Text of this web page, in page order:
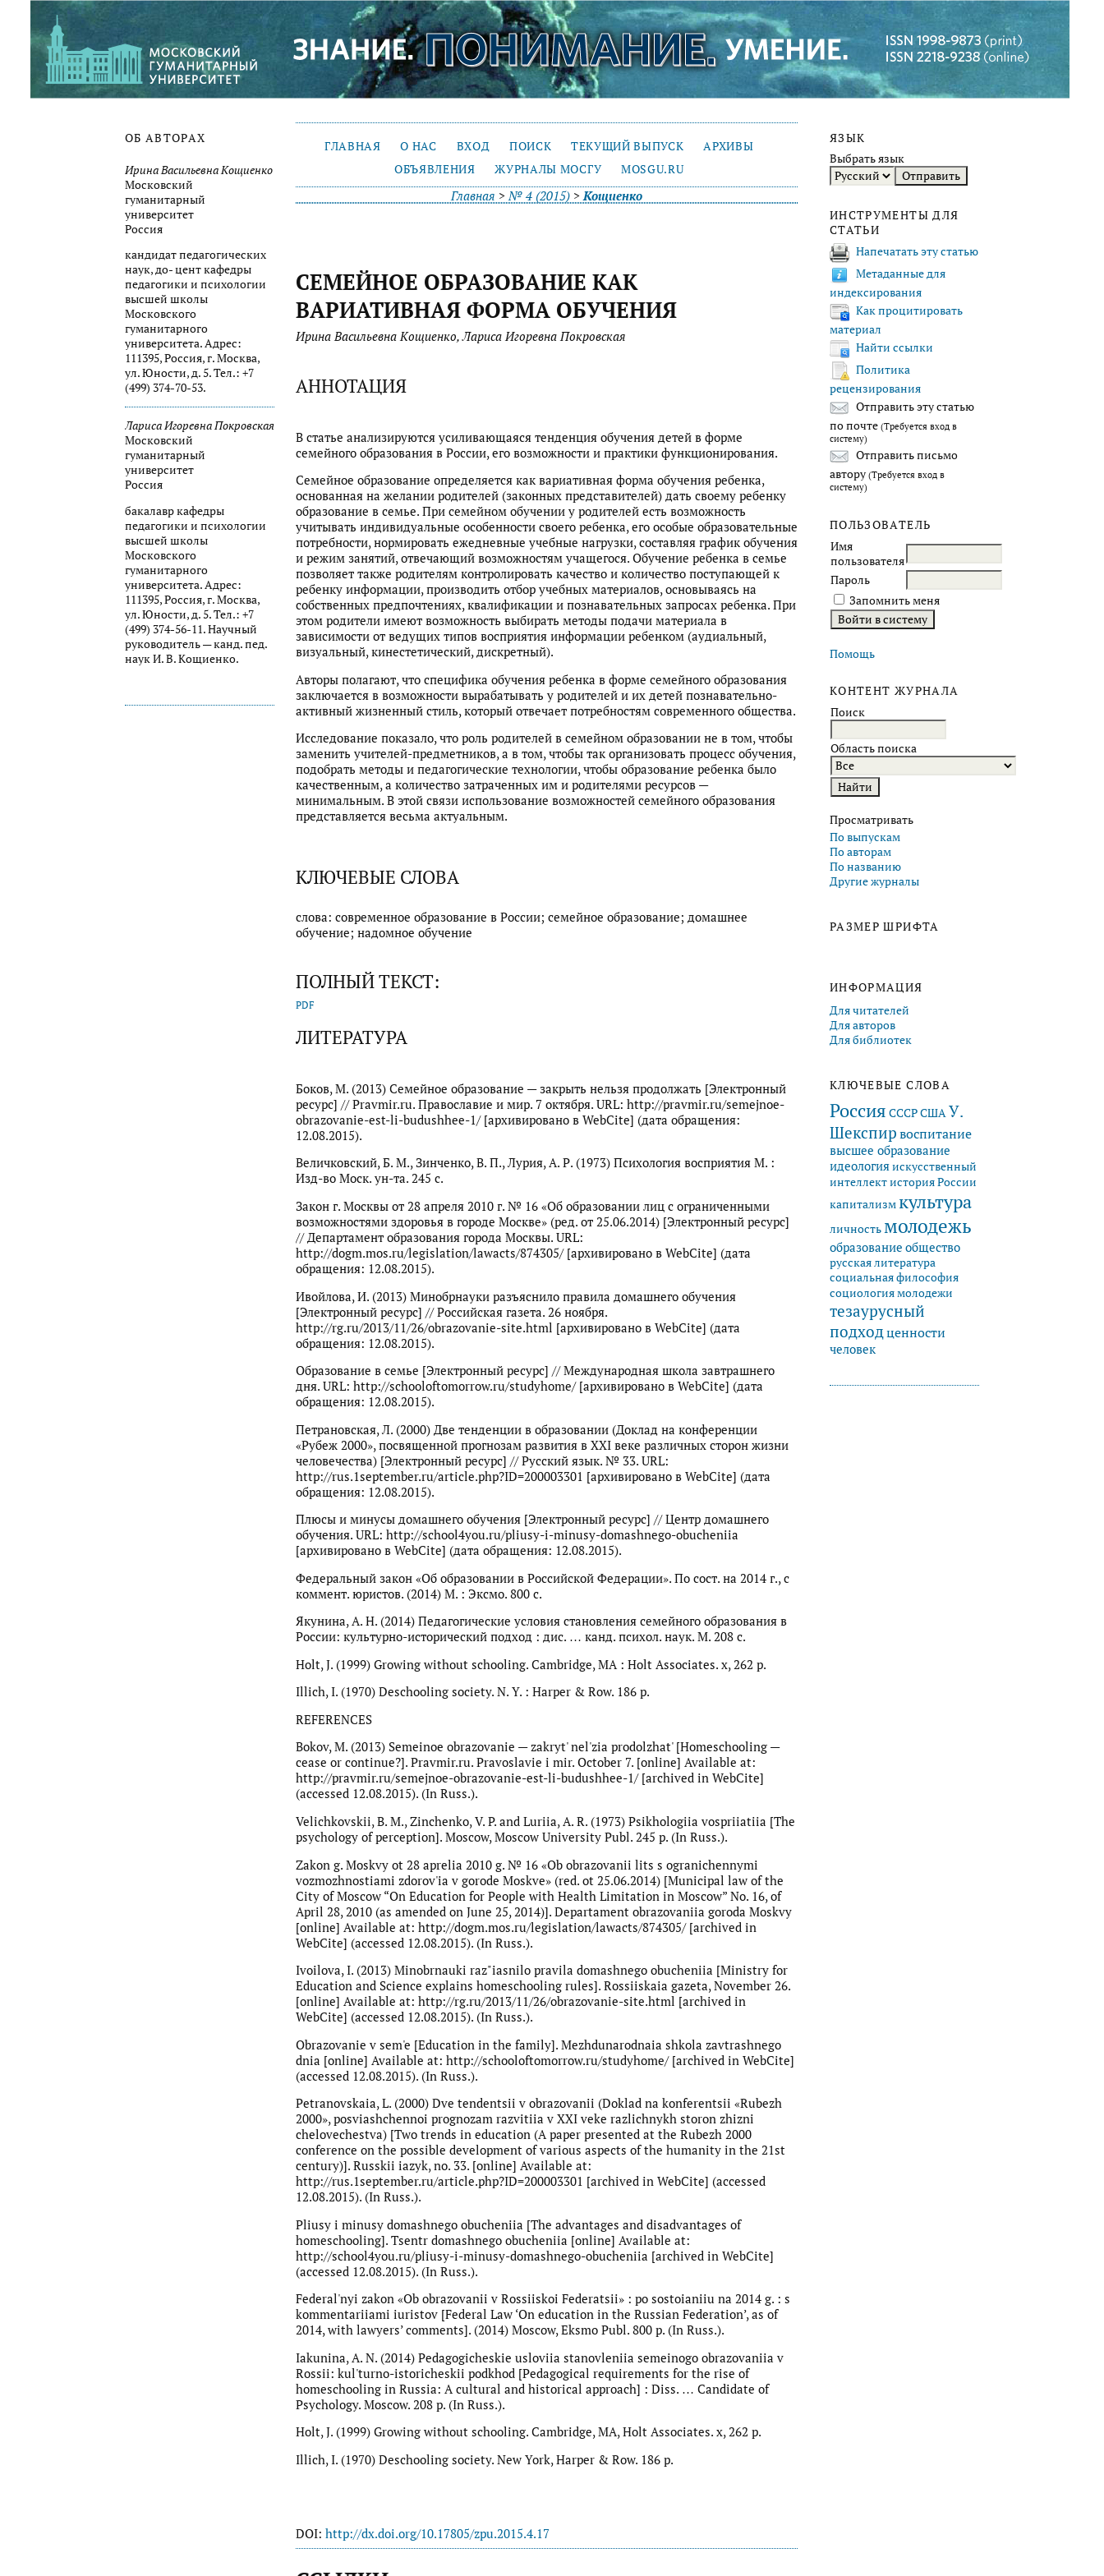
ОБ АВТОРАХ
Ирина Васильевна Кощиенко
Московский
гуманитарный
университет
Россия
кандидат педагогических
наук, до- цент кафедры
педагогики и психологии
высшей школы
Московского
гуманитарного
университета. Адрес:
111395, Россия, г. Москва,
ул. Юности, д. 5. Тел.: +7
(499) 374-70-53.
Лариса Игоревна Покровская
Московский
гуманитарный
университет
Россия
бакалавр кафедры
педагогики и психологии
высшей школы
Московского
гуманитарного
университета. Адрес:
111395, Россия, г. Москва,
ул. Юности, д. 5. Тел.: +7
(499) 374-56-11. Научный
руководитель — канд. пед.
наук И. В. Кощиенко.
ЯЗЫК
Выбрать язык
ИНСТРУМЕНТЫ ДЛЯ
СТАТЬИ
Напечатать эту статью
Метаданные для
индексирования
Как процитировать
материал
Найти ссылки
Политика
рецензирования
Отправить эту статью
по почте (Требуется вход в
систему)
Отправить письмо
автору (Требуется вход в
систему)
ПОЛЬЗОВАТЕЛЬ
Имя
пользователя
Пароль
Запомнить меня
Помощь
КОНТЕНТ ЖУРНАЛА
Поиск
Область поиска
Просматривать
По выпускам
По авторам
По названию
Другие журналы
РАЗМЕР ШРИФТА
ИНФОРМАЦИЯ
Для читателей
Для авторов
Для библиотек
КЛЮЧЕВЫЕ СЛОВА
Россия СССРСШАУ.
Шекспир воспитание
высшее образование
идеологияискусственный
интеллектистория России
капитализм культура
личностьмолодежь
образование общество
русская литература
социальная философия
социология молодежи
тезаурусный
подходценности
человек
ГЛАВНАЯ О НАС ВХОД ПОИСК ТЕКУЩИЙ ВЫПУСК
АРХИВЫ
ОБЪЯВЛЕНИЯ
ЖУРНАЛЫ МОСГУ MOSGU.RU
Главная >№ 4 (2015) >Кощиенко
СЕМЕЙНОЕ ОБРАЗОВАНИЕ КАК
ВАРИАТИВНАЯ ФОРМА ОБУЧЕНИЯ
Ирина Васильевна Кощиенко, Лариса Игоревна Покровская
АННОТАЦИЯ
В статье анализируются усиливающаяся тенденция обучения детей в форме
семейного образования в России, его возможности и практики функционирования.
Семейное образование определяется как вариативная форма обучения ребенка,
основанная на желании родителей (законных представителей) дать своему ребенку
образование в семье. При семейном обучении у родителей есть возможность
учитывать индивидуальные особенности своего ребенка, его особые образовательные
потребности, нормировать ежедневные учебные нагрузки, составляя график обучения
и режим занятий, отвечающий возможностям учащегося. Обучение ребенка в семье
позволяет также родителям контролировать качество и количество поступающей к
ребенку информации, производить отбор учебных материалов, основываясь на
собственных предпочтениях, квалификации и познавательных запросах ребенка. При
этом родители имеют возможность выбирать методы подачи материала в
зависимости от ведущих типов восприятия информации ребенком (аудиальный,
визуальный, кинестетический, дискретный).
Авторы полагают, что специфика обучения ребенка в форме семейного образования
заключается в возможности вырабатывать у родителей и их детей познавательно-
активный жизненный стиль, который отвечает потребностям современного общества.
Исследование показало, что роль родителей в семейном образовании не в том, чтобы
заменить учителей-предметников, а в том, чтобы так организовать процесс обучения,
подобрать методы и педагогические технологии, чтобы образование ребенка было
качественным, а количество затраченных им и родителями ресурсов —
минимальным. В этой связи использование возможностей семейного образования
представляется весьма актуальным.
КЛЮЧЕВЫЕ СЛОВА
слова: современное образование в России; семейное образование; домашнее
обучение; надомное обучение
ПОЛНЫЙ ТЕКСТ:
PDF
ЛИТЕРАТУРА
Боков, М. (2013) Семейное образование — закрыть нельзя продолжать [Электронный
ресурс] // Pravmir.ru. Православие и мир. 7 октября. URL: http://pravmir.ru/semejnoe-
obrazovanie-est-li-budushhee-1/ [архивировано в WebCite] (дата обращения:
12.08.2015).
Величковский, Б. М., Зинченко, В. П., Лурия, А. Р. (1973) Психология восприятия М. :
Изд-во Моск. ун-та. 245 с.
Закон г. Москвы от 28 апреля 2010 г. № 16 «Об образовании лиц с ограниченными
возможностями здоровья в городе Москве» (ред. от 25.06.2014) [Электронный ресурс]
// Департамент образования города Москвы. URL:
http://dogm.mos.ru/legislation/lawacts/874305/ [архивировано в WebCite] (дата
обращения: 12.08.2015).
Ивойлова, И. (2013) Минобрнауки разъяснило правила домашнего обучения
[Электронный ресурс] // Российская газета. 26 ноября.
http://rg.ru/2013/11/26/obrazovanie-site.html [архивировано в WebCite] (дата
обращения: 12.08.2015).
Образование в семье [Электронный ресурс] // Международная школа завтрашнего
дня. URL: http://schooloftomorrow.ru/studyhome/ [архивировано в WebCite] (дата
обращения: 12.08.2015).
Петрановская, Л. (2000) Две тенденции в образовании (Доклад на конференции
«Рубеж 2000», посвященной прогнозам развития в XXI веке различных сторон жизни
человечества) [Электронный ресурс] // Русский язык. № 33. URL:
http://rus.1september.ru/article.php?ID=200003301 [архивировано в WebCite] (дата
обращения: 12.08.2015).
Плюсы и минусы домашнего обучения [Электронный ресурс] // Центр домашнего
обучения. URL: http://school4you.ru/pliusy-i-minusy-domashnego-obucheniia
[архивировано в WebCite] (дата обращения: 12.08.2015).
Федеральный закон «Об образовании в Российской Федерации». По сост. на 2014 г., с
коммент. юристов. (2014) М. : Эксмо. 800 с.
Якунина, А. Н. (2014) Педагогические условия становления семейного образования в
России: культурно-исторический подход : дис. … канд. психол. наук. М. 208 с.
Holt, J. (1999) Growing without schooling. Cambridge, MA : Holt Associates. x, 262 p.
Illich, I. (1970) Deschooling society. N. Y. : Harper & Row. 186 p.
REFERENCES
Bokov, M. (2013) Semeinoe obrazovanie — zakryt' nel'zia prodolzhat' [Homeschooling —
cease or continue?]. Pravmir.ru. Pravoslavie i mir. October 7. [online] Available at:
http://pravmir.ru/semejnoe-obrazovanie-est-li-budushhee-1/ [archived in WebCite]
(accessed 12.08.2015). (In Russ.).
Velichkovskii, B. M., Zinchenko, V. P. and Luriia, A. R. (1973) Psikhologiia vospriiatiia [The
psychology of perception]. Moscow, Moscow University Publ. 245 p. (In Russ.).
Zakon g. Moskvy ot 28 aprelia 2010 g. № 16 «Ob obrazovanii lits s ogranichennymi
vozmozhnostiami zdorov'ia v gorode Moskve» (red. ot 25.06.2014) [Municipal law of the
City of Moscow “On Education for People with Health Limitation in Moscow” No. 16, of
April 28, 2010 (as amended on June 25, 2014)]. Departament obrazovaniia goroda Moskvy
[online] Available at: http://dogm.mos.ru/legislation/lawacts/874305/ [archived in
WebCite] (accessed 12.08.2015). (In Russ.).
Ivoilova, I. (2013) Minobrnauki raz"iasnilo pravila domashnego obucheniia [Ministry for
Education and Science explains homeschooling rules]. Rossiiskaia gazeta, November 26.
[online] Available at: http://rg.ru/2013/11/26/obrazovanie-site.html [archived in
WebCite] (accessed 12.08.2015). (In Russ.).
Obrazovanie v sem'e [Education in the family]. Mezhdunarodnaia shkola zavtrashnego
dnia [online] Available at: http://schooloftomorrow.ru/studyhome/ [archived in WebCite]
(accessed 12.08.2015). (In Russ.).
Petranovskaia, L. (2000) Dve tendentsii v obrazovanii (Doklad na konferentsii «Rubezh
2000», posviashchennoi prognozam razvitiia v XXI veke razlichnykh storon zhizni
chelovechestva) [Two trends in education (A paper presented at the Rubezh 2000
conference on the possible development of various aspects of the humanity in the 21st
century)]. Russkii iazyk, no. 33. [online] Available at:
http://rus.1september.ru/article.php?ID=200003301 [archived in WebCite] (accessed
12.08.2015). (In Russ.).
Pliusy i minusy domashnego obucheniia [The advantages and disadvantages of
homeschooling]. Tsentr domashnego obucheniia [online] Available at:
http://school4you.ru/pliusy-i-minusy-domashnego-obucheniia [archived in WebCite]
(accessed 12.08.2015). (In Russ.).
Federal'nyi zakon «Ob obrazovanii v Rossiiskoi Federatsii» : po sostoianiiu na 2014 g. : s
kommentariiami iuristov [Federal Law ‘On education in the Russian Federation’, as of
2014, with lawyers’ comments]. (2014) Moscow, Eksmo Publ. 800 p. (In Russ.).
Iakunina, A. N. (2014) Pedagogicheskie usloviia stanovleniia semeinogo obrazovaniia v
Rossii: kul'turno-istoricheskii podkhod [Pedagogical requirements for the rise of
homeschooling in Russia: A cultural and historical approach] : Diss. … Candidate of
Psychology. Moscow. 208 p. (In Russ.).
Holt, J. (1999) Growing without schooling. Cambridge, MA, Holt Associates. x, 262 p.
Illich, I. (1970) Deschooling society. New York, Harper & Row. 186 p.
DOI: http://dx.doi.org/10.17805/zpu.2015.4.17